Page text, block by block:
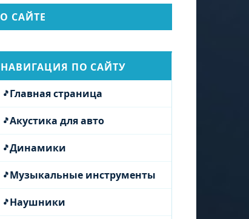
О САЙТЕ
НАВИГАЦИЯ ПО САЙТУ
Главная страница
Акустика для авто
Динамики
Музыкальные инструменты
Наушники